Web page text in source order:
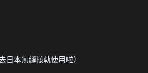
日本無縫接軌使用啦）